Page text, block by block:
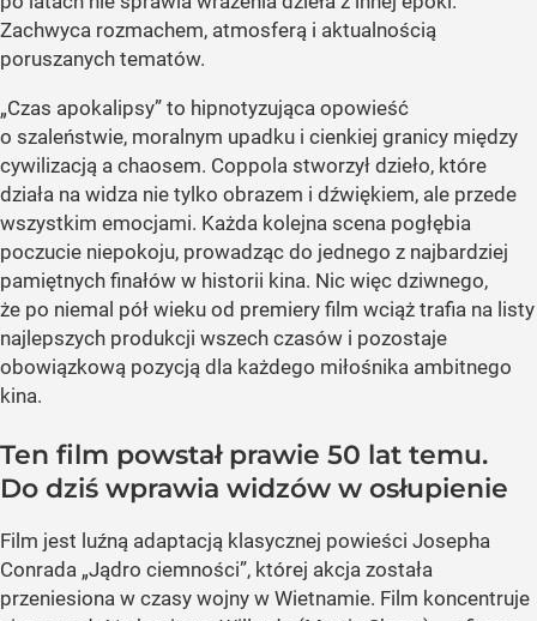
Zachwyca rozmachem, atmosferą i aktualnością
poruszanych tematów.
„Czas apokalipsy” to hipnotyzująca opowieść
o szaleństwie, moralnym upadku i cienkiej granicy między
cywilizacją a chaosem. Coppola stworzył dzieło, które
działa na widza nie tylko obrazem i dźwiękiem, ale przede
wszystkim emocjami. Każda kolejna scena pogłębia
poczucie niepokoju, prowadząc do jednego z najbardziej
pamiętnych finałów w historii kina. Nic więc dziwnego,
że po niemal pół wieku od premiery film wciąż trafia na listy
najlepszych produkcji wszech czasów i pozostaje
obowiązkową pozycją dla każdego miłośnika ambitnego
kina.
Ten film powstał prawie 50 lat temu.
Do dziś wprawia widzów w osłupienie
Film jest luźną adaptacją klasycznej powieści Josepha
Conrada „Jądro ciemności”, której akcja została
przeniesiona w czasy wojny w Wietnamie. Film koncentruje